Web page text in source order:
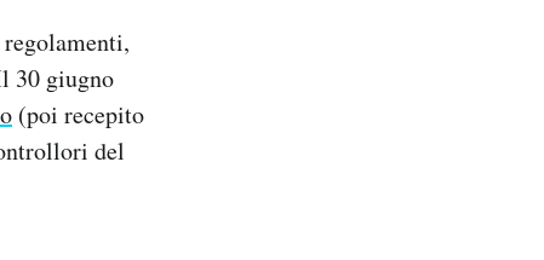
30 giugno
(poi recepito
del